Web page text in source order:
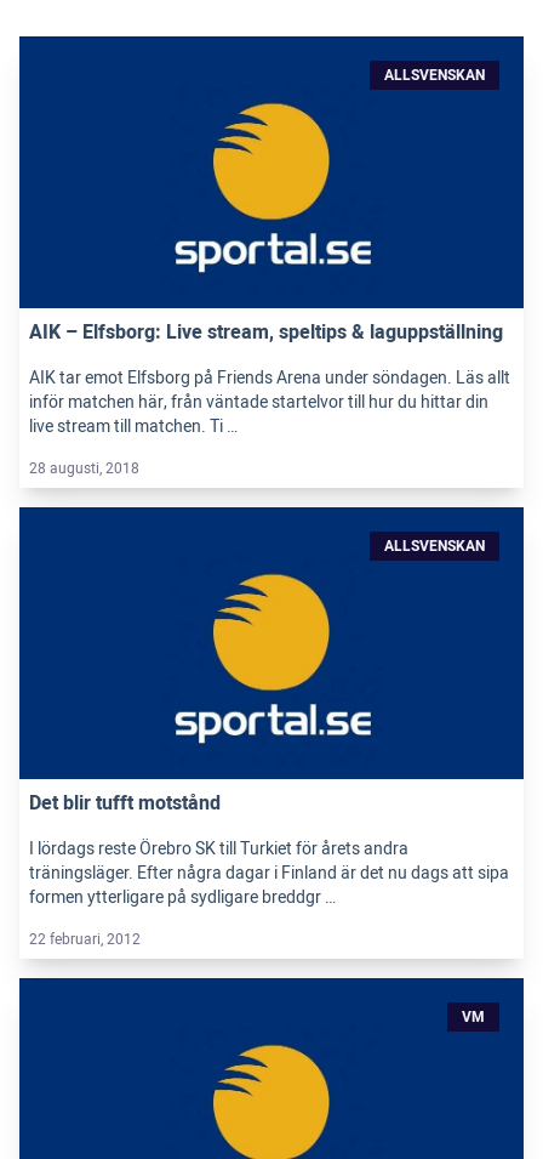
ALLSVENSKAN
AIK – Elfsborg: Live stream, speltips & laguppställning
AIK tar emot Elfsborg på Friends Arena under söndagen. Läs allt
inför matchen här, från väntade startelvor till hur du hittar din
live stream till matchen. Ti …
28 augusti, 2018
ALLSVENSKAN
Det blir tufft motstånd
I lördags reste Örebro SK till Turkiet för årets andra
träningsläger. Efter några dagar i Finland är det nu dags att sipa
formen ytterligare på sydligare breddgr …
22 februari, 2012
VM